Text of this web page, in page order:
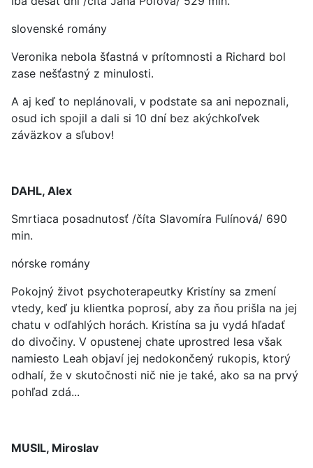
slovenské romány
Veronika nebola šťastná v prítomnosti a Richard bol
zase nešťastný z minulosti.
A aj keď to neplánovali, v podstate sa ani nepoznali,
osud ich spojil a dali si 10 dní bez akýchkoľvek
záväzkov a sľubov!
DAHL, Alex
Smrtiaca posadnutosť /číta Slavomíra Fulínová/ 690
min.
nórske romány
Pokojný život psychoterapeutky Kristíny sa zmení
vtedy, keď ju klientka poprosí, aby za ňou prišla na jej
chatu v odľahlých horách. Kristína sa ju vydá hľadať
do divočiny. V opustenej chate uprostred lesa však
namiesto Leah objaví jej nedokončený rukopis, ktorý
odhalí, že v skutočnosti nič nie je také, ako sa na prvý
pohľad zdá...
MUSIL, Miroslav